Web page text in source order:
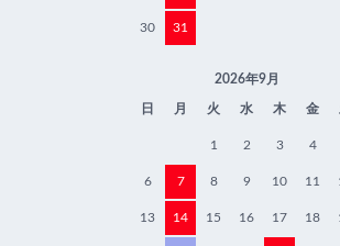
30 31
2026年9月
日 月 火 水 木 金
1 2 3 4
6 7 8 9 10 11
13 14 15 16 17 18